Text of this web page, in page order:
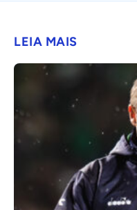
LEIA MAIS